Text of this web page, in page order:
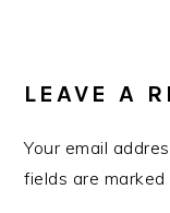
LEAVE A
Your email
fields are marked